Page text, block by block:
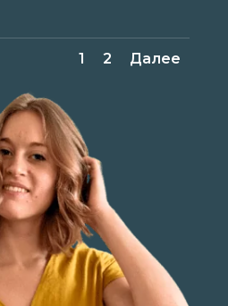
1 2 Далее